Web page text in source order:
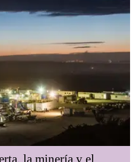
la minería y el